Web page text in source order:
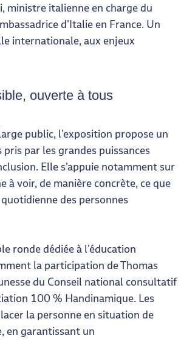
ministre italienne en charge du
d’Italie en France. Un
internationale, aux enjeux
ouverte à tous
public, l’exposition propose un
par les grandes puissances
Elle s’appuie notamment sur
à voir, de manière concrète, ce que
des personnes
ronde dédiée à l’éducation
la participation de Thomas
du Conseil national consultatif
100 % Handinamique. Les
la personne en situation de
en garantissant un